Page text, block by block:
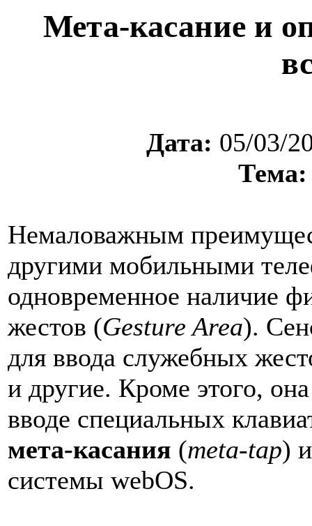
Мета-касание и
Дата: 05/03/
Тема:
Немаловажным
другими мобильными
одновременное наличие
жестов (Gesture Area).
для ввода служебных
и другие. Кроме этого,
вводе специальных
мета-касания (meta-tap)
системы webOS.